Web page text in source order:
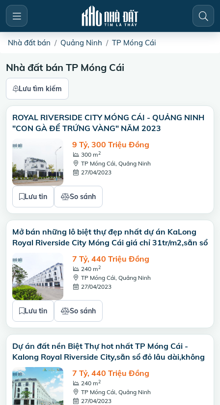
Nhà đất bán Quảng Ninh TP Móng Cái
Nhà đất bán TP Móng Cái
Lưu tìm kiếm
ROYAL RIVERSIDE CITY MÓNG CÁI - QUẢNG NINH
"CON GÀ ĐỂ TRỨNG VÀNG" NĂM 2023
9 Tỷ, 300 Triệu Đồng
300 m2
TP Móng Cái, Quảng Ninh
27/04/2023
Lưu tin So sánh
Mở bán những lô biệt thự đẹp nhất dự án KaLong
Royal Riverside City Móng Cái giá chỉ 31tr/m2,sẵn sổ
7 Tỷ, 440 Triệu Đồng
240 m2
TP Móng Cái, Quảng Ninh
27/04/2023
Lưu tin So sánh
Dự án đất nền Biệt Thự hot nhất TP Móng Cái -
Kalong Royal Riverside City,sẵn sổ đỏ lâu dài,không
7 Tỷ, 440 Triệu Đồng
240 m2
TP Móng Cái, Quảng Ninh
27/04/2023